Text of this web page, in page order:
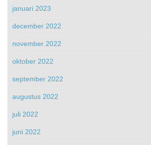
januari 2023
december 2022
november 2022
oktober 2022
september 2022
augustus 2022
juli 2022
juni 2022